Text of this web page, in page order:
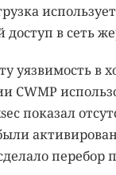
в сеть
уязвимость в
CWMP
показал